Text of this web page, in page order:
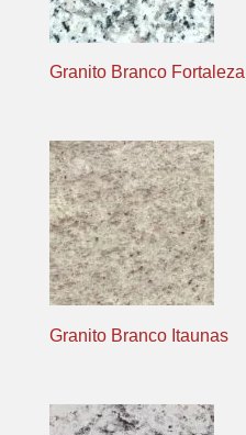
Granito Branco Fortaleza
Granito Branco Itaunas